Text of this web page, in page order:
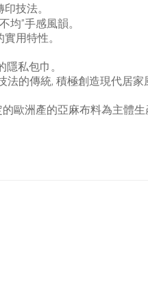
技法。
均”手感風韻。
用特性。
私包巾。
法的傳統, 積極創造現代居家
的歐洲產的亞麻布料為主體